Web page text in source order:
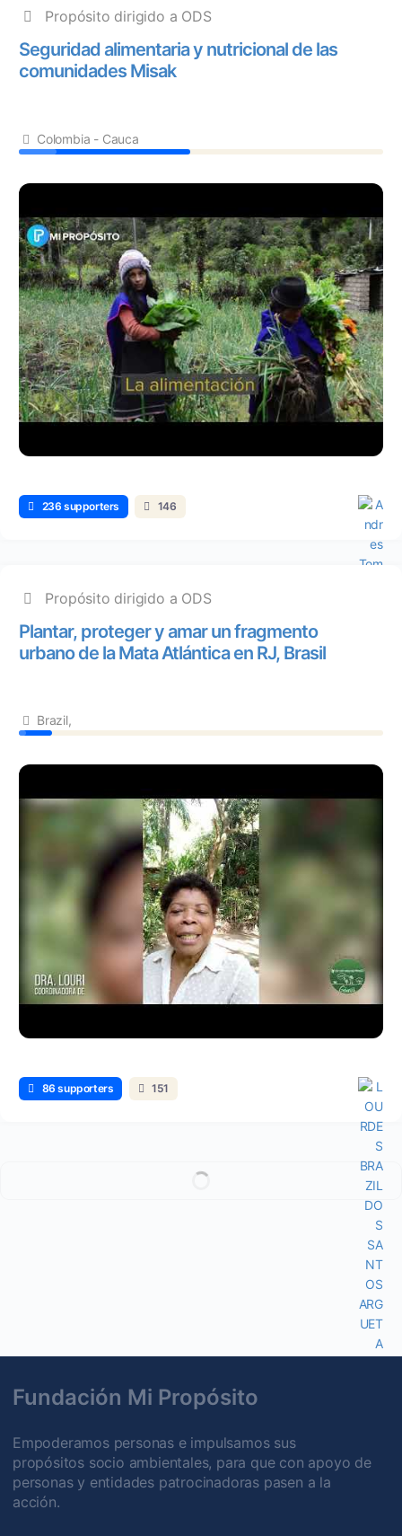
Propósito dirigido a ODS
Seguridad alimentaria y nutricional de las
comunidades Misak
Colombia - Cauca
236 supporters 146
Propósito dirigido a ODS
Plantar, proteger y amar un fragmento
urbano de la Mata Atlántica en RJ, Brasil
Brazil,
86 supporters 151
Leer más...
Fundación Mi Propósito
Empoderamos personas e impulsamos sus
propósitos socio ambientales, para que con apoyo de
personas y entidades patrocinadoras pasen a la
acción.